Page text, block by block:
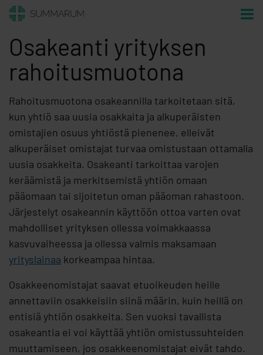
Osakeanti yrityksen
rahoitusmuotona
Rahoitusmuotona osakeannilla tarkoitetaan sitä,
kun yhtiö saa uusia osakkaita ja alkuperäisten
omistajien osuus yhtiöstä pienenee, elleivät
alkuperäiset omistajat turvaa omistustaan ottamalla
uusia osakkeita. Osakeanti tarkoittaa varojen
keräämistä ja merkitsemistä yhtiön omaan
pääomaan tai sijoitetun oman pääoman rahastoon.
Järjestelyt osakeannin käyttöön ottoa varten ovat
mahdolliset yrityksen ollessa voimakkaassa
kasvuvaiheessa ja ollessa valmis maksamaan
yrityslainaa korkeampaa hintaa.
Osakkeenomistajat saavat etuoikeuden heille
annettaviin osakkeisiin siinä määrin, kuin heillä on
entisiä yhtiön osakkeita. Sen vuoksi tavallista
osakeantia ei voi käyttää yhtiön omistussuhteiden
muuttamiseen, jos osakkeenomistajat eivät tahdo.